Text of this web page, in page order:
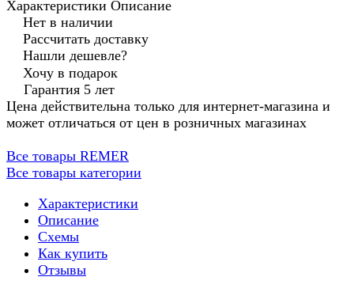
Характеристики Описание
Нет в наличии
Рассчитать доставку
Нашли дешевле?
Хочу в подарок
Гарантия 5 лет
Цена действительна только для интернет-магазина и
может отличаться от цен в розничных магазинах
Все товары REMER
Все товары категории
Характеристики
Описание
Схемы
Как купить
Отзывы